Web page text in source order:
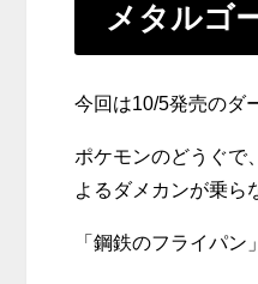
メタルゴ
今回は10/5発売のダ
ポケモンのどうぐで
よるダメカンが乗ら
「鋼鉄のフライパ